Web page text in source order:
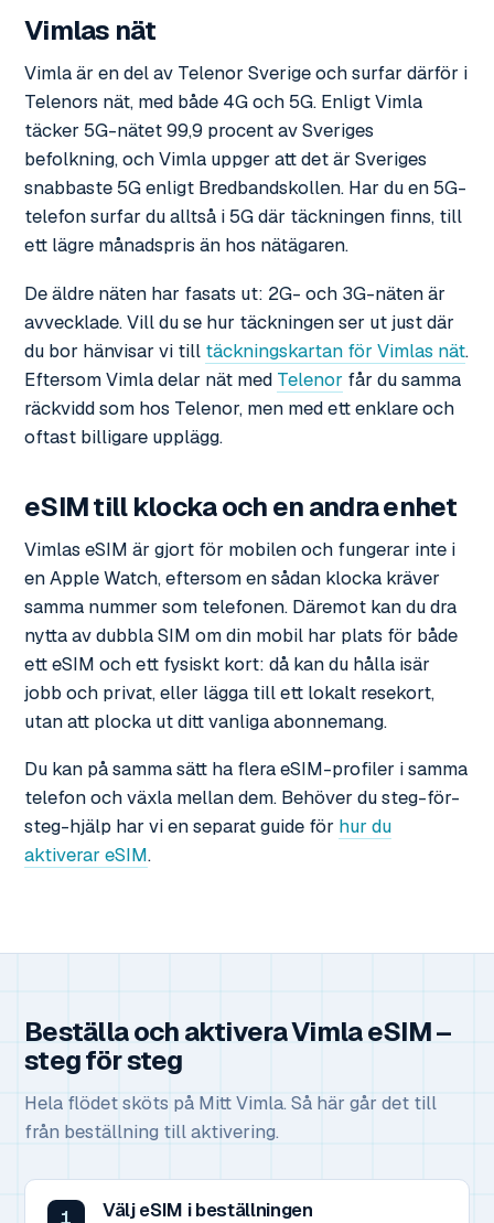
Vimlas nät
Vimla är en del av Telenor Sverige och surfar därför i
Telenors nät, med både 4G och 5G. Enligt Vimla
täcker 5G-nätet 99,9 procent av Sveriges
befolkning, och Vimla uppger att det är Sveriges
snabbaste 5G enligt Bredbandskollen. Har du en 5G-
telefon surfar du alltså i 5G där täckningen finns, till
ett lägre månadspris än hos nätägaren.
De äldre näten har fasats ut: 2G- och 3G-näten är
avvecklade. Vill du se hur täckningen ser ut just där
du bor hänvisar vi till täckningskartan för Vimlas nät.
Eftersom Vimla delar nät med Telenor får du samma
räckvidd som hos Telenor, men med ett enklare och
oftast billigare upplägg.
eSIM till klocka och en andra enhet
Vimlas eSIM är gjort för mobilen och fungerar inte i
en Apple Watch, eftersom en sådan klocka kräver
samma nummer som telefonen. Däremot kan du dra
nytta av dubbla SIM om din mobil har plats för både
ett eSIM och ett fysiskt kort: då kan du hålla isär
jobb och privat, eller lägga till ett lokalt resekort,
utan att plocka ut ditt vanliga abonnemang.
Du kan på samma sätt ha flera eSIM-profiler i samma
telefon och växla mellan dem. Behöver du steg-för-
steg-hjälp har vi en separat guide för hur du
aktiverar eSIM.
Beställa och aktivera Vimla eSIM –
steg för steg
Hela flödet sköts på Mitt Vimla. Så här går det till
från beställning till aktivering.
Välj eSIM i beställningen